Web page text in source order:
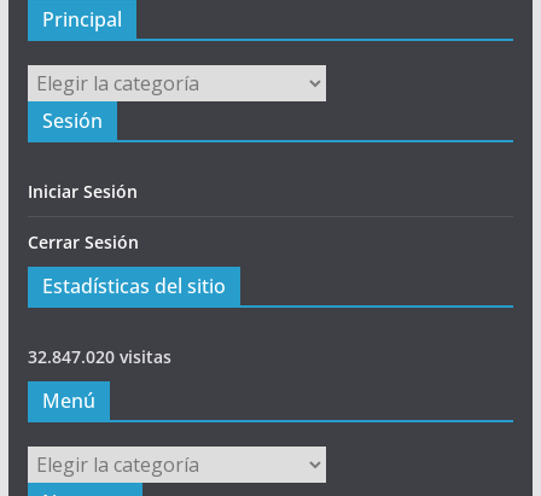
Principal
Principal
Sesión
Iniciar Sesión
Cerrar Sesión
Estadísticas del sitio
32.847.020 visitas
Menú
Menú